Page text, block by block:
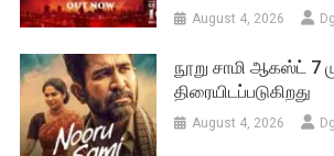
August 4, 2026
நூறு சாமி ஆகஸ்ட் 7
திரையிடப்படுகிறது
August 4, 2026